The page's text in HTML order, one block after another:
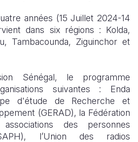
années (15 Juillet 2024-14
dans six régions : Kolda,
Tambacounda, Ziguinchor et
Sénégal, le programme
suivantes : Enda
d'étude de Recherche et
(GERAD), la Fédération
des personnes
l’Union des radios